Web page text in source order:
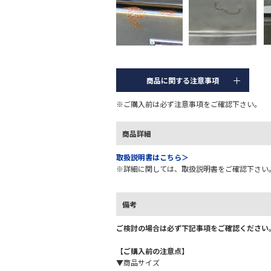
商品に関する注意事項
※ご購入前は必ず注意事項をご確認下さい。
商品詳細
取扱説明書はこちら＞
※詳細に関しては、取扱説明書をご確認下さい
備考
ご検討の場合は必ず下記事項をご確認ください
【ご購入前の注意点】
▼商品サイズ